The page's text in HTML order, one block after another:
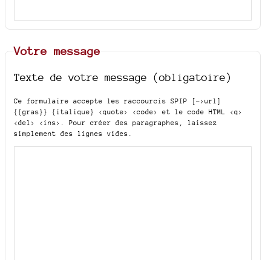
Votre message
Texte de votre message (obligatoire)
Ce formulaire accepte les raccourcis SPIP
[->url]
{{gras}} {italique} <quote> <code>
et le code HTML <q>
<del> <ins>
. Pour créer des paragraphes, laissez
simplement des lignes vides.